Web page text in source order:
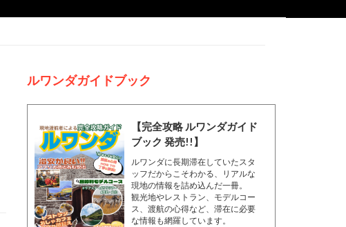
ルワンダガイドブック
【完全攻略 ルワンダガイド
ブック 発売!!】
ルワンダに長期滞在していたスタ
ッフだからこそわかる、リアルな
現地の情報を詰め込んだ一冊。
観光地やレストラン、モデルコー
ス、渡航の心得など、滞在に必要
な情報も網羅しています。